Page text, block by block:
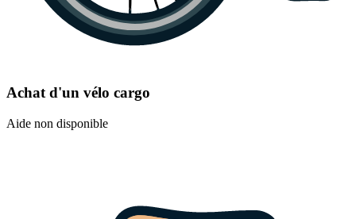
Achat d'un vélo cargo
Aide non disponible